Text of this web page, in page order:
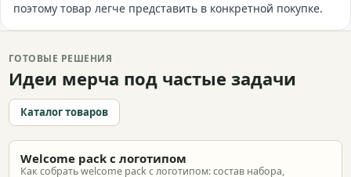
поэтому товар легче представить в конкретной покупке.
ГОТОВЫЕ РЕШЕНИЯ
Идеи мерча под частые задачи
Каталог товаров
Welcome pack с логотипом
Как собрать welcome pack с логотипом: состав набора,